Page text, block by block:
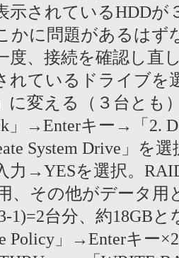
示されているHDDが
かに問題があるはず
度、接続を確認し直
れているドライブを
に変える（３台とも
」→Enterキー→「2.
System Drive」を
→YESを選択。
、その他がデータ用
1)=2台分、約18GBと
Policy」→Enterキー